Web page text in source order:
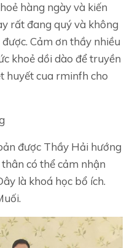
hàng ngày và kiến
rất đang quý và không
Cảm ơn thầy nhiều
khoẻ dồi dào để truyền
huyết cua rminfh cho
được Thầy Hải hướng
có thể cảm nhận
là khoá học bổ ích.